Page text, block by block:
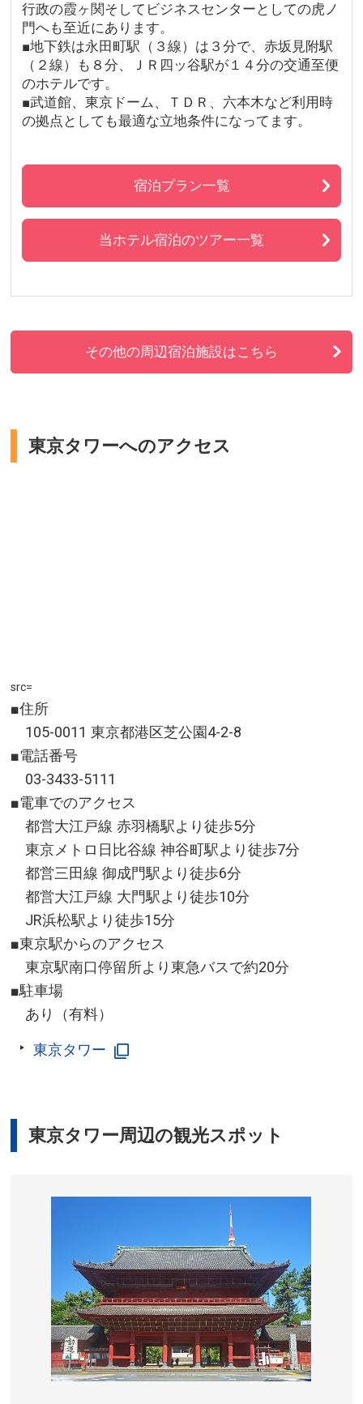
行政の霞ヶ関そしてビジネスセンターとしての虎ノ
門へも至近にあります。
■地下鉄は永田町駅（３線）は３分で、赤坂見附駅
（２線）も８分、ＪＲ四ッ谷駅が１４分の交通至便
のホテルです。
■武道館、東京ドーム、ＴＤＲ、六本木など利用時
の拠点としても最適な立地条件になってます。
宿泊プラン一覧
当ホテル宿泊のツアー一覧
その他の周辺宿泊施設はこちら
東京タワーへのアクセス
src=
■住所
105-0011 東京都港区芝公園4-2-8
■電話番号
03-3433-5111
■電車でのアクセス
都営大江戸線 赤羽橋駅より徒歩5分
東京メトロ日比谷線 神谷町駅より徒歩7分
都営三田線 御成門駅より徒歩6分
都営大江戸線 大門駅より徒歩10分
JR浜松駅より徒歩15分
■東京駅からのアクセス
東京駅南口停留所より東急バスで約20分
■駐車場
あり（有料）
東京タワー
東京タワー周辺の観光スポット